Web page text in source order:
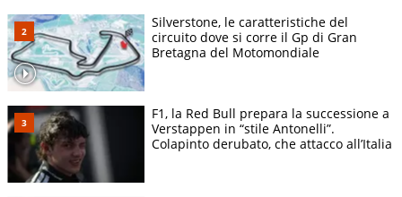
Silverstone, le caratteristiche del
circuito dove si corre il Gp di Gran
Bretagna del Motomondiale
F1, la Red Bull prepara la successione a
Verstappen in “stile Antonelli”.
Colapinto derubato, che attacco all’Italia